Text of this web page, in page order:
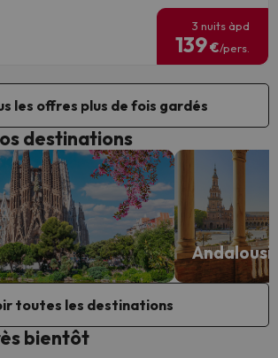
3 nuits àpd
139€/pers.
les offres plus de fois gardés
destinations
toutes les destinations
bientôt